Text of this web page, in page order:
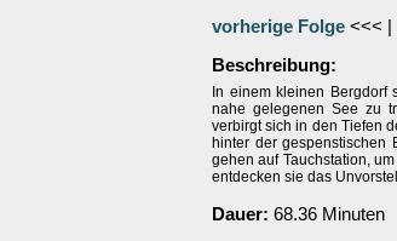
vorherige Folge <<< |
Beschreibung:
In einem kleinen Bergdorf
nahe gelegenen See zu
verbirgt sich in den Tiefen
hinter der gespenstischen
gehen auf Tauchstation,
entdecken sie das
Dauer: 68.36 Minuten